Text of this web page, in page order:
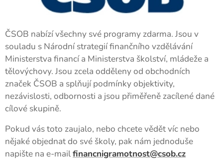
ČSOB nabízí všechny své programy zdarma. Jsou v
souladu s Národní strategií finančního vzdělávání
Ministerstva financí a Ministerstva školství, mládeže a
tělovýchovy. Jsou zcela odděleny od obchodních
značek ČSOB a splňují podmínky objektivity,
nezávislosti, odbornosti a jsou přiměřeně zacílené dané
cílové skupině.
Pokud vás toto zaujalo, nebo chcete vědět víc nebo
nějaké objednat do své školy, pak nám jednoduše
napište na e-mailfinancnigramotnost@csob.cz